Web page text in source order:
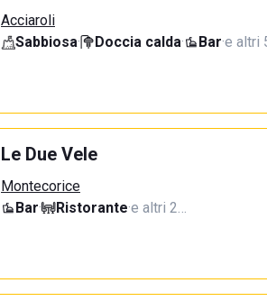
Acciaroli
Sabbiosa· Doccia calda· Bar·e altri
Le Due Vele
Montecorice
Bar· Ristorante·e altri 2…